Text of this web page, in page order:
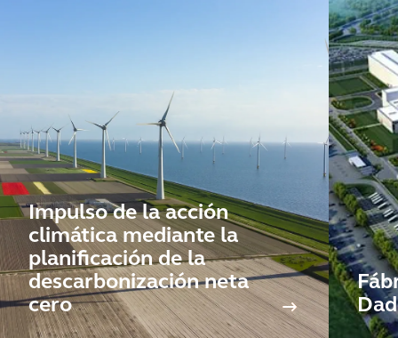
Impulso de la acción
climática mediante la
planificación de la
descarbonización neta
cero